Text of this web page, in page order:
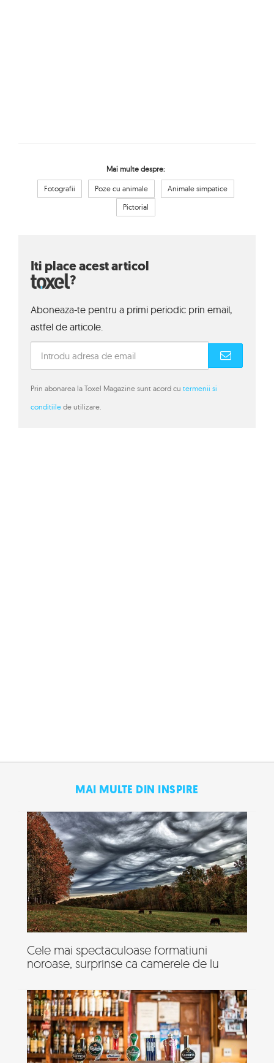
Mai multe despre:
Fotografii Poze cu animale
Animale simpatice
Pictorial
Iti place acest articol
?
Aboneaza-te pentru a primi periodic prin email,
astfel de articole.
Prin abonarea la Toxel Magazine sunt acord cu termenii si
conditiile de utilizare.
MAI MULTE DIN INSPIRE
Cele mai spectaculoase formatiuni
noroase, surprinse ca camerele de lu